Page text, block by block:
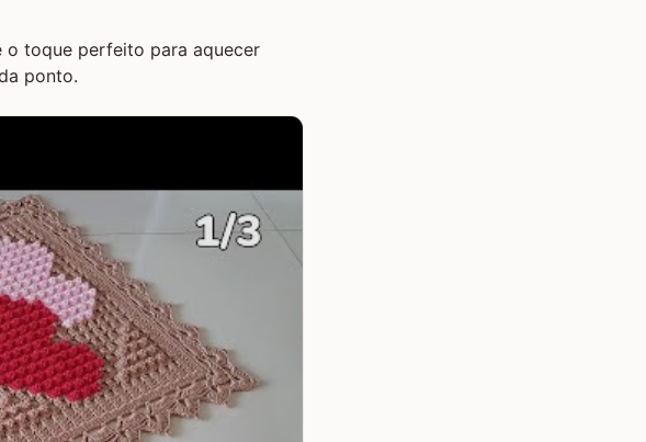
o toque perfeito para aquecer
ponto.